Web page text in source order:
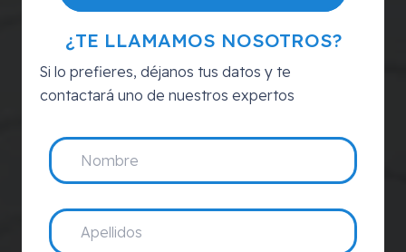
¿TE LLAMAMOS NOSOTROS?
Si lo prefieres, déjanos tus datos y te
contactará uno de nuestros expertos